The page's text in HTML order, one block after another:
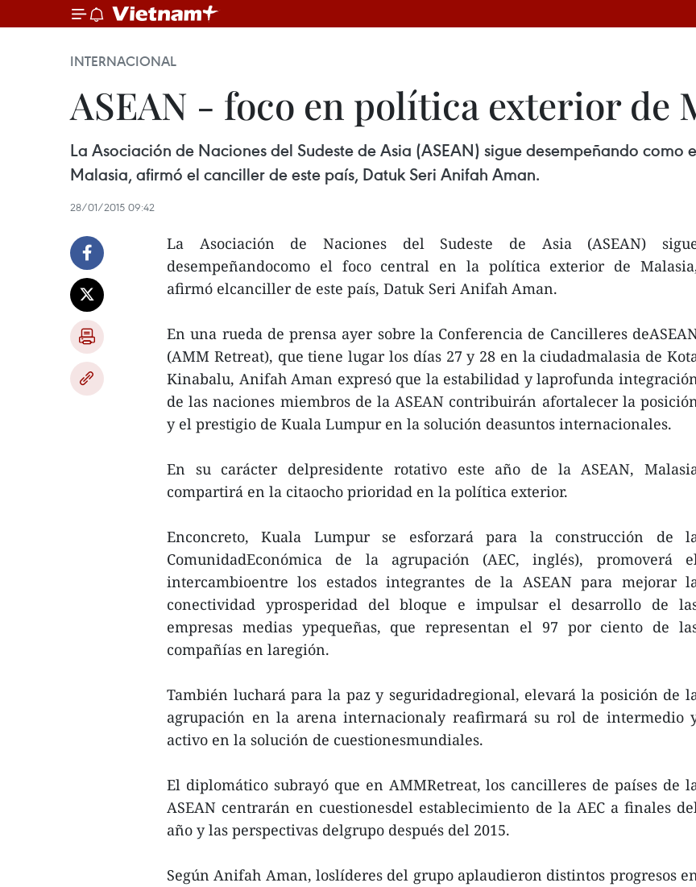
INTERNACIONAL
ASEAN - foco en política exterior de
La Asociación de Naciones del Sudeste de Asia (ASEAN) sigue desempeñando
Malasia, afirmó el canciller de este país, Datuk Seri Anifah Aman.
28/01/2015 09:42
La Asociación de Naciones del Sudeste de Asia (ASEAN)
desempeñandocomo el foco central en la política exterior de
afirmó elcanciller de este país, Datuk Seri Anifah Aman.
En una rueda de prensa ayer sobre la Conferencia de Cancilleres
(AMM Retreat), que tiene lugar los días 27 y 28 en la ciudadmalasia de
Kinabalu, Anifah Aman expresó que la estabilidad y laprofunda
de las naciones miembros de la ASEAN contribuirán afortalecer la
y el prestigio de Kuala Lumpur en la solución deasuntos internacionales.
En su carácter delpresidente rotativo este año de la ASEAN,
compartirá en la citaocho prioridad en la política exterior.
Enconcreto, Kuala Lumpur se esforzará para la construcción de
ComunidadEconómica de la agrupación (AEC, inglés), promoverá
intercambioentre los estados integrantes de la ASEAN para mejorar
conectividad yprosperidad del bloque e impulsar el desarrollo de
empresas medias ypequeñas, que representan el 97 por ciento de
compañías en laregión.
También luchará para la paz y seguridadregional, elevará la posición de
agrupación en la arena internacionaly reafirmará su rol de intermedio
activo en la solución de cuestionesmundiales.
El diplomático subrayó que en AMMRetreat, los cancilleres de países de
ASEAN centrarán en cuestionesdel establecimiento de la AEC a finales
año y las perspectivas delgrupo después del 2015.
Según Anifah Aman, loslíderes del grupo aplaudieron distintos progresos